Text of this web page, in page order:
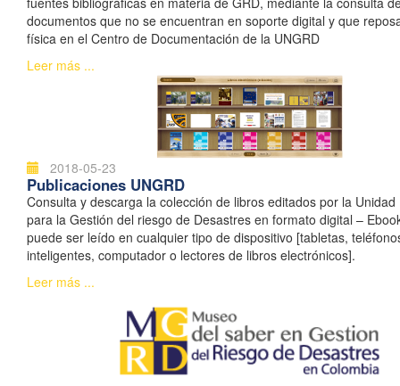
documentos que no se encuentran en soporte digital y que
física en el Centro de Documentación de la UNGRD
Leer más ...
2018-05-23
Publicaciones UNGRD
Consulta y descarga la colección de libros editados por la Unidad
para la Gestión del riesgo de Desastres en formato digital –
puede ser leído en cualquier tipo de dispositivo [tabletas,
inteligentes, computador o lectores de libros electrónicos].
Leer más ...